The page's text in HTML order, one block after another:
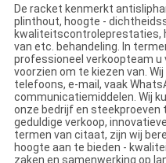
De racket kenmerkt
plinthout, hoogte -
kwaliteitscontroleprestaties,
van etc. behandeling. In
professioneel verkoopteam u
voorzien om te kiezen van.
telefoons, e-mail, vaak
communicatiemiddelen. Wij
onze bedrijf en steekproeven
geduldige verkoop,
termen van citaat, zijn wij
hoogte aan te bieden -
zaken en samenwerking op